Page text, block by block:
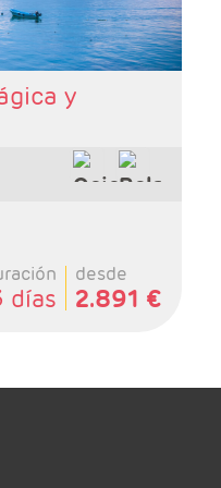
y
días
desde
2.891 €